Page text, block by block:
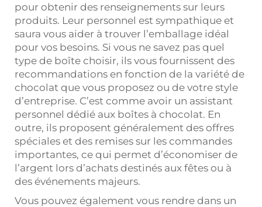
pour obtenir des renseignements sur leurs
produits. Leur personnel est sympathique et
saura vous aider à trouver l’emballage idéal
pour vos besoins. Si vous ne savez pas quel
type de boîte choisir, ils vous fournissent des
recommandations en fonction de la variété de
chocolat que vous proposez ou de votre style
d’entreprise. C’est comme avoir un assistant
personnel dédié aux boîtes à chocolat. En
outre, ils proposent généralement des offres
spéciales et des remises sur les commandes
importantes, ce qui permet d’économiser de
l’argent lors d’achats destinés aux fêtes ou à
des événements majeurs.
Vous pouvez également vous rendre dans un